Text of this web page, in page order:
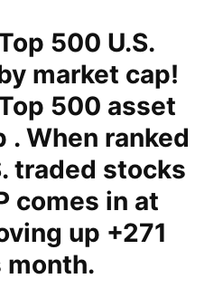
500 U.S.
market cap!
500 asset
. When ranked
traded stocks
comes in at
up +271